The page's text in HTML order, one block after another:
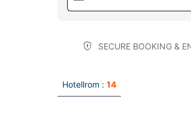
SECURE BOOKING &
Hotellrom : 14